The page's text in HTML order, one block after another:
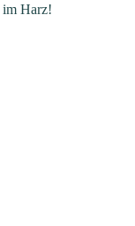
im Harz!